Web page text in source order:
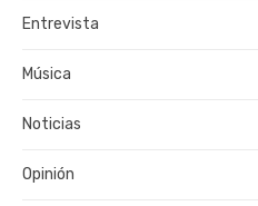
Entrevista
Música
Noticias
Opinión